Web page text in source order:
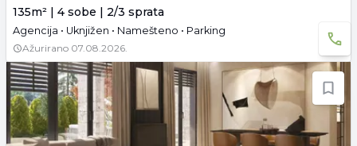
135m² | 4 sobe | 2/3 sprata
Agencija • Uknjižen • Namešteno • Parking
Ažurirano 07.08.2026.